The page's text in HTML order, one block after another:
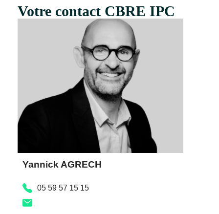
Votre contact CBRE IPC
Yannick AGRECH
05 59 57 15 15